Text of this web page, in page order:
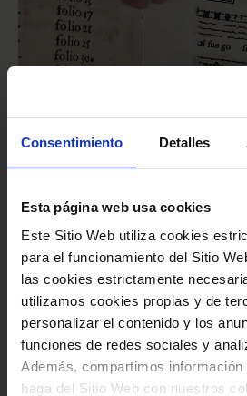
Consentimiento Detalles
Esta página web usa cookies
Este Sitio Web utiliza cookies
para el funcionamiento del Sitio
las cookies estrictamente
utilizamos cookies propias y de
personalizar el contenido y los
funciones de redes sociales y
Además, compartimos
haga del Sitio Web con nuestros
Consolidación y reparación del
Estabilización del sistema de
Los procesos que se han